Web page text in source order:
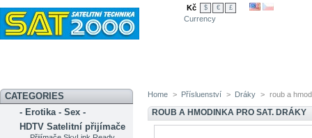
Kč $ € £
Currency
CATEGORIES
- Erotika - Sex -
HDTV Satelitní přijímače
Home > Přísluenství > Dráky > roub a
ROUB A HMODINKA PRO SAT. DRÁKY